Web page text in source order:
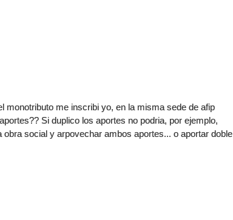
monotributo me inscribi yo, en la misma sede de afip
Si duplico los aportes no podria, por ejemplo,
social y arpovechar ambos aportes... o aportar doble